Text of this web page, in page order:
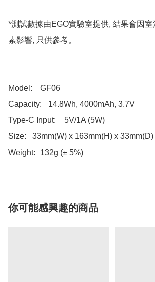
*測試數據由EGO實驗室提供, 結果會因室
素影響, 只供參考。
Model:	GF06
Capacity:	14.8Wh, 4000mAh, 3.7V
Type-C Input:	5V/1A (5W)
Size:	33mm(W) x 163mm(H) x 33mm(D) (± 0.5)
Weight:	132g (± 5%)
你可能感興趣的商品